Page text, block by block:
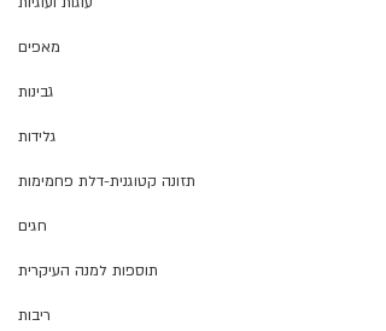
מאפים
גבינות
גלידות
תזונה קטוגנית-דלת פחמימות
חגים
תוספות למנה העיקרית
ריבות